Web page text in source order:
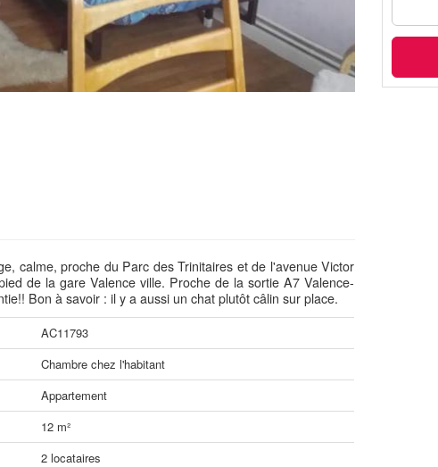
calme, proche du Parc des Trinitaires et de l'avenue Victor
de la gare Valence ville. Proche de la sortie A7 Valence-
Bon à savoir : il y a aussi un chat plutôt câlin sur place.
AC11793
Chambre chez l'habitant
Appartement
12 m²
2 locataires